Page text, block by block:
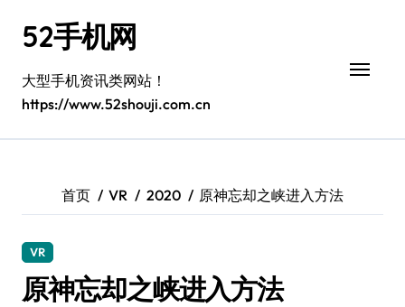
52手机网
大型手机资讯类网站！
https://www.52shouji.com.cn
首页 VR 2020 原神忘却之峡进入方法
VR
原神忘却之峡进入方法